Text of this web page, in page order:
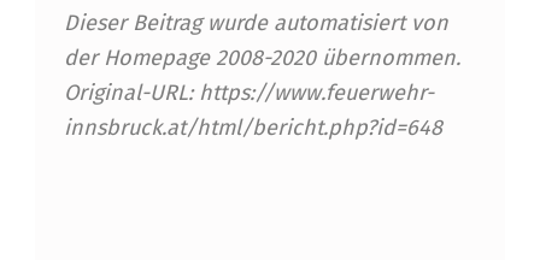
I
S
T
Dieser Beitrag wurde automatisiert von
der Homepage 2008-2020 übernommen.
Original-URL: https://www.feuerwehr-
innsbruck.at/html/bericht.php?id=648